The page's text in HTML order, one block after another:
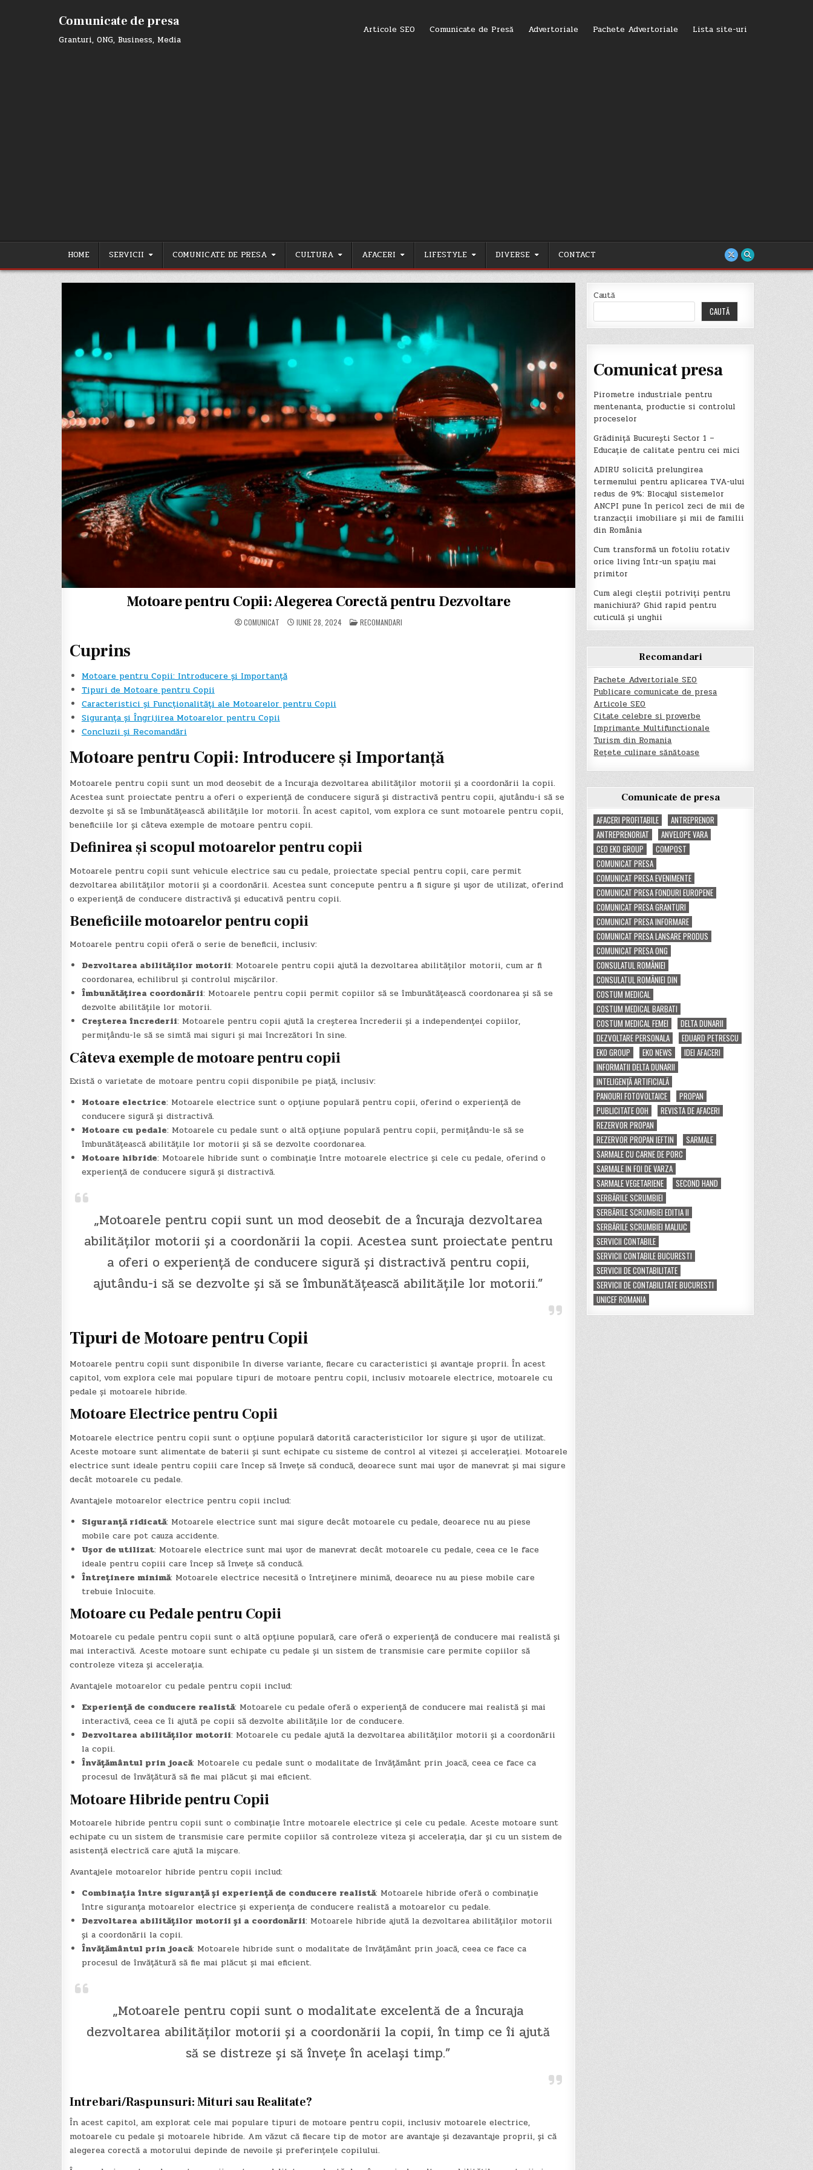
Comunicate de presa
Granturi, ONG, Business, Media
Articole SEO Comunicate de Presă Advertoriale Pachete Advertoriale Lista site-uri
HOME SERVICII COMUNICATE DE PRESA CULTURA AFACERI LIFESTYLE DIVERSE CONTACT
Motoare pentru Copii: Alegerea Corectă pentru Dezvoltare
COMUNICAT IUNIE 28, 2024 POSTED
IN
RECOMANDARI
Cuprins
Motoare pentru Copii: Introducere și Importanță
Tipuri de Motoare pentru Copii
Caracteristici și Funcționalități ale Motoarelor pentru Copii
Siguranța și Îngrijirea Motoarelor pentru Copii
Concluzii și Recomandări
Motoare pentru Copii: Introducere și Importanță
Motoarele pentru copii sunt un mod deosebit de a încuraja dezvoltarea abilităților motorii și a coordonării la copii.
Acestea sunt proiectate pentru a oferi o experiență de conducere sigură și distractivă pentru copii, ajutându-i să se
dezvolte și să se îmbunătățească abilitățile lor motorii. În acest capitol, vom explora ce sunt motoarele pentru copii,
beneficiile lor și câteva exemple de motoare pentru copii.
Definirea și scopul motoarelor pentru copii
Motoarele pentru copii sunt vehicule electrice sau cu pedale, proiectate special pentru copii, care permit
dezvoltarea abilităților motorii și a coordonării. Acestea sunt concepute pentru a fi sigure și ușor de utilizat, oferind
o experiență de conducere distractivă și educativă pentru copii.
Beneficiile motoarelor pentru copii
Motoarele pentru copii oferă o serie de beneficii, inclusiv:
Dezvoltarea abilităților motorii: Motoarele pentru copii ajută la dezvoltarea abilităților motorii, cum ar fi
coordonarea, echilibrul și controlul mișcărilor.
Îmbunătățirea coordonării: Motoarele pentru copii permit copiilor să se îmbunătățească coordonarea și să se
dezvolte abilitățile lor motorii.
Creșterea încrederii: Motoarele pentru copii ajută la creșterea încrederii și a independenței copiilor,
permițându-le să se simtă mai siguri și mai încrezători în sine.
Câteva exemple de motoare pentru copii
Există o varietate de motoare pentru copii disponibile pe piață, inclusiv:
Motoare electrice: Motoarele electrice sunt o opțiune populară pentru copii, oferind o experiență de
conducere sigură și distractivă.
Motoare cu pedale: Motoarele cu pedale sunt o altă opțiune populară pentru copii, permițându-le să se
îmbunătățească abilitățile lor motorii și să se dezvolte coordonarea.
Motoare hibride: Motoarele hibride sunt o combinație între motoarele electrice și cele cu pedale, oferind o
experiență de conducere sigură și distractivă.
„Motoarele pentru copii sunt un mod deosebit de a încuraja dezvoltarea
abilităților motorii și a coordonării la copii. Acestea sunt proiectate pentru
a oferi o experiență de conducere sigură și distractivă pentru copii,
ajutându-i să se dezvolte și să se îmbunătățească abilitățile lor motorii.”
Tipuri de Motoare pentru Copii
Motoarele pentru copii sunt disponibile în diverse variante, fiecare cu caracteristici și avantaje proprii. În acest
capitol, vom explora cele mai populare tipuri de motoare pentru copii, inclusiv motoarele electrice, motoarele cu
pedale și motoarele hibride.
Motoare Electrice pentru Copii
Motoarele electrice pentru copii sunt o opțiune populară datorită caracteristicilor lor sigure și ușor de utilizat.
Aceste motoare sunt alimentate de baterii și sunt echipate cu sisteme de control al vitezei și accelerației. Motoarele
electrice sunt ideale pentru copiii care încep să învețe să conducă, deoarece sunt mai ușor de manevrat și mai sigure
decât motoarele cu pedale.
Avantajele motoarelor electrice pentru copii includ:
Siguranță ridicată: Motoarele electrice sunt mai sigure decât motoarele cu pedale, deoarece nu au piese
mobile care pot cauza accidente.
Ușor de utilizat: Motoarele electrice sunt mai ușor de manevrat decât motoarele cu pedale, ceea ce le face
ideale pentru copiii care încep să învețe să conducă.
Întreținere minimă: Motoarele electrice necesită o întreținere minimă, deoarece nu au piese mobile care
trebuie înlocuite.
Motoare cu Pedale pentru Copii
Motoarele cu pedale pentru copii sunt o altă opțiune populară, care oferă o experiență de conducere mai realistă și
mai interactivă. Aceste motoare sunt echipate cu pedale și un sistem de transmisie care permite copiilor să
controleze viteza și accelerația.
Avantajele motoarelor cu pedale pentru copii includ:
Experiență de conducere realistă: Motoarele cu pedale oferă o experiență de conducere mai realistă și mai
interactivă, ceea ce îi ajută pe copii să dezvolte abilitățile lor de conducere.
Dezvoltarea abilităților motorii: Motoarele cu pedale ajută la dezvoltarea abilităților motorii și a coordonării
la copii.
Învățământul prin joacă: Motoarele cu pedale sunt o modalitate de învățământ prin joacă, ceea ce face ca
procesul de învățătură să fie mai plăcut și mai eficient.
Motoare Hibride pentru Copii
Motoarele hibride pentru copii sunt o combinație între motoarele electrice și cele cu pedale. Aceste motoare sunt
echipate cu un sistem de transmisie care permite copiilor să controleze viteza și accelerația, dar și cu un sistem de
asistență electrică care ajută la mișcare.
Avantajele motoarelor hibride pentru copii includ:
Combinația între siguranță și experiență de conducere realistă: Motoarele hibride oferă o combinație
între siguranța motoarelor electrice și experiența de conducere realistă a motoarelor cu pedale.
Dezvoltarea abilităților motorii și a coordonării: Motoarele hibride ajută la dezvoltarea abilităților motorii
și a coordonării la copii.
Învățământul prin joacă: Motoarele hibride sunt o modalitate de învățământ prin joacă, ceea ce face ca
procesul de învățătură să fie mai plăcut și mai eficient.
„Motoarele pentru copii sunt o modalitate excelentă de a încuraja
dezvoltarea abilităților motorii și a coordonării la copii, în timp ce îi ajută
să se distreze și să învețe în același timp.”
Intrebari/Raspunsuri: Mituri sau Realitate?
În acest capitol, am explorat cele mai populare tipuri de motoare pentru copii, inclusiv motoarele electrice,
motoarele cu pedale și motoarele hibride. Am văzut că fiecare tip de motor are avantaje și dezavantaje proprii, și că
alegerea corectă a motorului depinde de nevoile și preferințele copilului.
Caută
CAUTĂ
Comunicat presa
Pirometre industriale pentru
mentenanta, productie si controlul
proceselor
Grădiniță București Sector 1 –
Educație de calitate pentru cei mici
ADIRU solicită prelungirea
termenului pentru aplicarea TVA-ului
redus de 9%: Blocajul sistemelor
ANCPI pune în pericol zeci de mii de
tranzacții imobiliare și mii de familii
din România
Cum transformă un fotoliu rotativ
orice living într-un spațiu mai
primitor
Cum alegi cleștii potriviți pentru
manichiură? Ghid rapid pentru
cuticulă și unghii
Recomandari
Pachete Advertoriale SEO
Publicare comunicate de presa
Articole SEO
Citate celebre si proverbe
Imprimante Multifunctionale
Turism din Romania
Rețete culinare sănătoase
Comunicate de presa
AFACERI PROFITABILE
ANTREPRENOR
ANTREPRENORIAT
ANVELOPE VARA
CEO EKO GROUP
COMPOST
COMUNICAT PRESA
COMUNICAT PRESA EVENIMENTE
COMUNICAT PRESA FONDURI EUROPENE
COMUNICAT PRESA GRANTURI
COMUNICAT PRESA INFORMARE
COMUNICAT PRESA LANSARE PRODUS
COMUNICAT PRESA ONG
CONSULATUL ROMÂNIEI
CONSULATUL ROMÂNIEI DIN
COSTUM MEDICAL
COSTUM MEDICAL BARBATI
COSTUM MEDICAL FEMEI
DELTA DUNARII
DEZVOLTARE PERSONALA
EDUARD PETRESCU
EKO GROUP
EKO NEWS
IDEI AFACERI
INFORMATII DELTA DUNARII
INTELIGENȚĂ ARTIFICIALĂ
PANOURI FOTOVOLTAICE
PROPAN
PUBLICITATE OOH
REVISTA DE AFACERI
REZERVOR PROPAN
REZERVOR PROPAN IEFTIN
SARMALE
SARMALE CU CARNE DE PORC
SARMALE IN FOI DE VARZA
SARMALE VEGETARIENE
SECOND HAND
SERBĂRILE SCRUMBIEI
SERBĂRILE SCRUMBIEI EDITIA II
SERBĂRILE SCRUMBIEI MALIUC
SERVICII CONTABILE
SERVICII CONTABILE BUCURESTI
SERVICII DE CONTABILITATE
SERVICII DE CONTABILITATE BUCURESTI
UNICEF ROMANIA